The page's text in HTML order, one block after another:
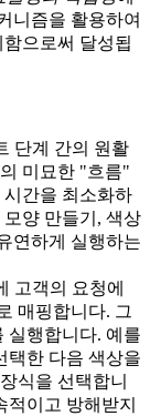
니즘을 활용하여
으로써 달성됩
단계 간의 원활
미묘한 "흐름"
간을 최소화하
양 만들기, 색상
연하게 실행하는
고객의 요청에
매핑합니다. 그
실행합니다. 예를
택한 다음 색상을
식을 선택합니
이고 방해받지